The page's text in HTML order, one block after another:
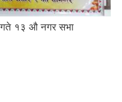
१३ औ नगर सभा